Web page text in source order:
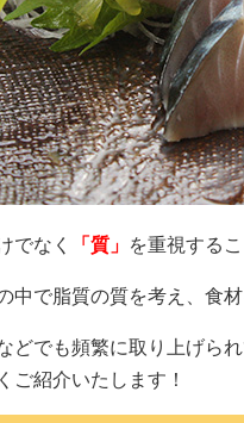
でなく 「質」 を重視する
中で脂質の質を考え、食
どでも頻繁に取り上げら
ご紹介いたします！